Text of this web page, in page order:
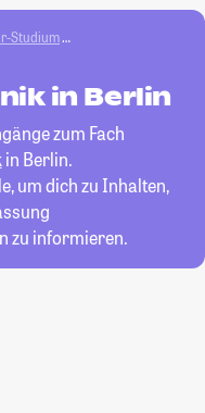
Studium
in Berlin
zum Fach
in Berlin.
um dich zu Inhalten,
zu informieren.